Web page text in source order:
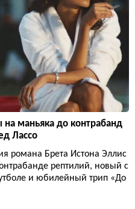
на маньяка до контрабанд
Лассо
романа Брета Истона Эллис
рептилий, новый с
и юбилейный трип «До